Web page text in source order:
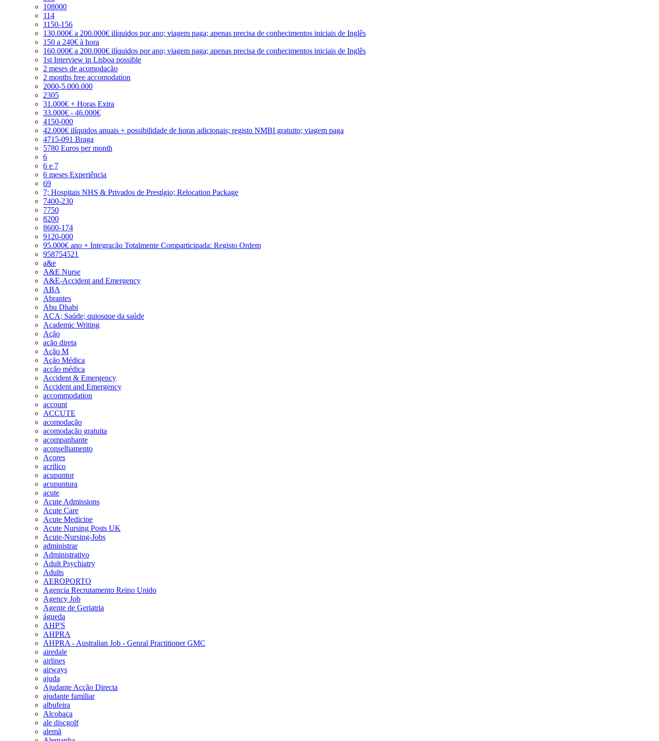
108000
114
1150-156
130.000€ a 200.000€ ilíquidos por ano; viagem paga; apenas precisa de conhecimentos iniciais de Inglês
150 a 240€ à hora
160.000€ a 200.000€ ilíquidos por ano; viagem paga; apenas precisa de conhecimentos iniciais de Inglês
1st Interview in Lisboa possible
2 meses de acomodação
2 months free accomodation
2000-5.000.000
2305
31.000€ + Horas Extra
33.000€ - 46.000€
4150-000
42.000€ ilíquidos anuais + possibilidade de horas adicionais; registo NMBI gratuito; viagem paga
4715-091 Braga
5780 Euros per month
6
6 e 7
6 meses Experiência
69
7; Hospitais NHS & Privados de Prestígio; Relocation Package
7400-230
7750
8200
8600-174
9120-000
95.000€ ano + Integração Totalmente Comparticipada: Registo Ordem
958754521
a&e
A&E Nurse
A&E-Accident and Emergency
ABA
Abrantes
Abu Dhabi
ACA; Saúde; quiosque da saúde
Academic Writing
Ação
ação direta
Ação M
Ação Médica
acção médica
Accident & Emergency
Accident and Emergency
accommodation
account
ACCUTE
acomodação
acomodação gratuita
acompanhante
aconselhamento
Açores
acrilico
acupuntor
acupuntura
acute
Acute Admissions
Acute Care
Acute Medicine
Acute Nursing Posts UK
Acute-Nursing-Jobs
administrar
Administrativo
Adult Psychiatry
Adults
AEROPORTO
Agencia Recrutamento Reino Unido
Agency Job
Agente de Geriatria
águeda
AHP'S
AHPRA
AHPRA - Australian Job - Genral Practitioner GMC
airedale
airlines
airways
ajuda
Ajudante Acção Directa
ajudante familiar
albufeira
Alcobaça
ale discgolf
alemã